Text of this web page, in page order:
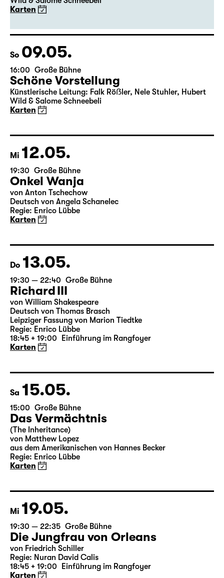
Premiere
Schöne Vorstellung
Künstlerische Leitung: Falk Röẞler, Nele Stuhler, Hubert
Wild & Salome Schneebeli
Karten
So 09.05.
16:00 Große Bühne
Schöne Vorstellung
Wild & Salome Schneebeli
Karten
Mi 12.05.
19:30 Große Bühne
Onkel Wanja
Regie: Enrico Lübbe
Karten
Do 13.05.
19:30 — 22:40 Große Bühne
Richard III
von William Shakespeare
Deutsch von Thomas Brasch
18:45 + 19:00 Einführung im Rangfoyer
Karten
Sa 15.05.
15:00 Große Bühne
Das Vermächtnis
(The Inheritance)
Regie: Enrico Lübbe
Karten
Mi 19.05.
19:30 — 22:35 Große Bühne
Die Jungfrau von Orleans